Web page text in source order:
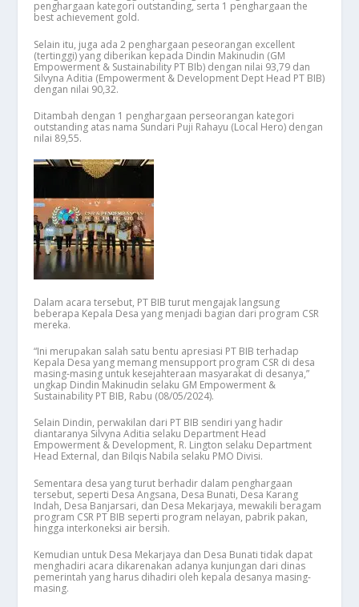
penghargaan kategori outstanding, serta 1 penghargaan the
best achievement gold.
Selain itu, juga ada 2 penghargaan peseorangan excellent
(tertinggi) yang diberikan kepada Dindin Makinudin (GM
Empowerment & Sustainability PT BIb) dengan nilai 93,79 dan
Silvyna Aditia (Empowerment & Development Dept Head PT BIB)
dengan nilai 90,32.
Ditambah dengan 1 penghargaan perseorangan kategori
outstanding atas nama Sundari Puji Rahayu (Local Hero) dengan
nilai 89,55.
Dalam acara tersebut, PT BIB turut mengajak langsung
beberapa Kepala Desa yang menjadi bagian dari program CSR
mereka.
“Ini merupakan salah satu bentu apresiasi PT BIB terhadap
Kepala Desa yang memang mensupport program CSR di desa
masing-masing untuk kesejahteraan masyarakat di desanya,”
ungkap Dindin Makinudin selaku GM Empowerment &
Sustainability PT BIB, Rabu (08/05/2024).
Selain Dindin, perwakilan dari PT BIB sendiri yang hadir
diantaranya Silvyna Aditia selaku Department Head
Empowerment & Development, R. Lington selaku Department
Head External, dan Bilqis Nabila selaku PMO Divisi.
Sementara desa yang turut berhadir dalam penghargaan
tersebut, seperti Desa Angsana, Desa Bunati, Desa Karang
Indah, Desa Banjarsari, dan Desa Mekarjaya, mewakili beragam
program CSR PT BIB seperti program nelayan, pabrik pakan,
hingga interkoneksi air bersih.
Kemudian untuk Desa Mekarjaya dan Desa Bunati tidak dapat
menghadiri acara dikarenakan adanya kunjungan dari dinas
pemerintah yang harus dihadiri oleh kepala desanya masing-
masing.